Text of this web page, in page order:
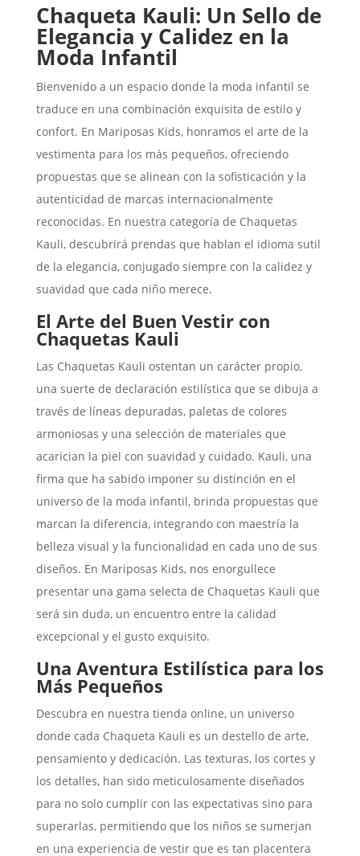
Chaqueta Kauli: Un Sello de
Elegancia y Calidez en la
Moda Infantil
Bienvenido a un espacio donde la moda infantil se
traduce en una combinación exquisita de estilo y
confort. En Mariposas Kids, honramos el arte de la
vestimenta para los más pequeños, ofreciendo
propuestas que se alinean con la sofisticación y la
autenticidad de marcas internacionalmente
reconocidas. En nuestra categoría de Chaquetas
Kauli, descubrirá prendas que hablan el idioma sutil
de la elegancia, conjugado siempre con la calidez y
suavidad que cada niño merece.
El Arte del Buen Vestir con
Chaquetas Kauli
Las Chaquetas Kauli ostentan un carácter propio,
una suerte de declaración estilística que se dibuja a
través de líneas depuradas, paletas de colores
armoniosas y una selección de materiales que
acarician la piel con suavidad y cuidado. Kauli, una
firma que ha sabido imponer su distinción en el
universo de la moda infantil, brinda propuestas que
marcan la diferencia, integrando con maestría la
belleza visual y la funcionalidad en cada uno de sus
diseños. En Mariposas Kids, nos enorgullece
presentar una gama selecta de Chaquetas Kauli que
será sin duda, un encuentro entre la calidad
excepcional y el gusto exquisito.
Una Aventura Estilística para los
Más Pequeños
Descubra en nuestra tienda online, un universo
donde cada Chaqueta Kauli es un destello de arte,
pensamiento y dedicación. Las texturas, los cortes y
los detalles, han sido meticulosamente diseñados
para no solo cumplir con las expectativas sino para
superarlas, permitiendo que los niños se sumerjan
en una experiencia de vestir que es tan placentera